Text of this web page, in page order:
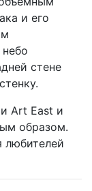
и его
стене
Art East и
образом.
любителей